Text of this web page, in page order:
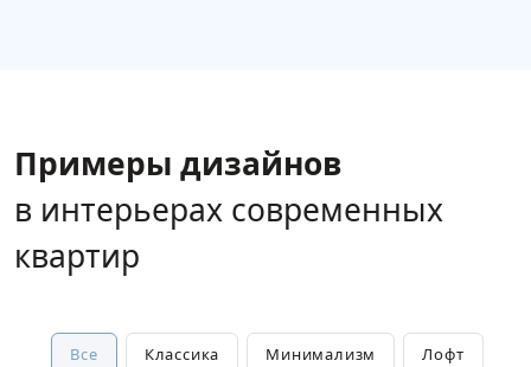
Примеры дизайнов
в интерьерах современных
квартир
Все Классика Минимализм Лофт